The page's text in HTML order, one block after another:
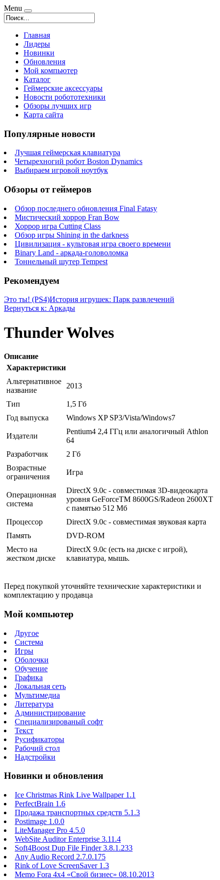
Menu
Главная
Лидеры
Новинки
Обновления
Мой компьютер
Каталог
Геймерские аксессуары
Новости робототехники
Обзоры лучших игр
Карта сайта
Популярные новости
Лучшая геймерская клавиатура
Четырехногий робот Boston Dynamics
Выбираем игровой ноутбук
Обзоры от геймеров
Обзор последнего обновления Final Fatasy
Мистический хоррор Fran Bow
Хоррор игра Cutting Class
Обзор игры Shining in the darkness
Цивилизация - культовая игра своего времени
Binary Land - аркада-головоломка
Тоннельный шутер Tempest
Рекомендуем
Это ты! (PS4)История игрушек: Парк развлечений
Вернуться к: Аркады
Thunder Wolves
Описание
Характеристики
Альтернативное
название
2013
Тип
1,5 Гб
Год выпуска
Windows XP SP3/Vista/Windows7
Издатели
Pentium4 2,4 ГГц или аналогичный Athlon
64
Разработчик
2 Гб
Возрастные
ограничения
Игра
Операционная
система
DirectX 9.0с - совместимая 3D-видеокарта
уровня GeForceTM 8600GS/Radeon 2600XT
c памятью 512 Мб
Процессор
DirectX 9.0c - совместимая звуковая карта
Память
DVD-ROM
Место на
жестком диске
DirectX 9.0с (есть на диске с игрой),
клавиатура, мышь.
Перед покупкой уточняйте технические характеристики и
комплектацию у продавца
Мой компьютер
Другое
Система
Игры
Оболочки
Обучение
Графика
Локальная сеть
Мультимедиа
Литература
Администрирование
Специализированый софт
Текст
Русификаторы
Рабочий стол
Надстройки
Новинки и обновления
Ice Christmas Rink Live Wallpaper 1.1
PerfectBrain 1.6
Продажа транспортных средств 5.1.3
Postimage 1.0.0
LiteManager Pro 4.5.0
WebSite Auditor Enterprise 3.11.4
Soft4Boost Dup File Finder 3.8.1.233
Any Audio Record 2.7.0.175
Rink of Love ScreenSaver 1.3
Memo Fora 4x4 «Свой бизнес» 08.10.2013